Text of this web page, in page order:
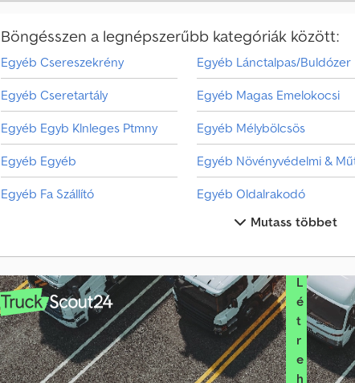
Böngésszen a legnépszerűbb kategóriák között:
Egyéb Csereszekrény
Egyéb Cseretartály
Egyéb Egyb Klnleges Ptmny
Egyéb Egyéb
Egyéb Fa Szállító
Egyéb Konténerrakodó
Egyéb Könnyu Szállító
Egyéb Legördülős Szállító
Egyéb Lánctalpas/Buldózer
Egyéb Magas Emelokocsi
Egyéb Mélybölcsös
Egyéb Oldalrakodó
Egyéb Szabván Felépítmény
Egyéb Szemét/
Egyéb Szita/Aprítómu
Egyéb Tartélyos
Mutass többet
J
á
r
m
ű
e
l
a
ó
L
é
t
r
e
h